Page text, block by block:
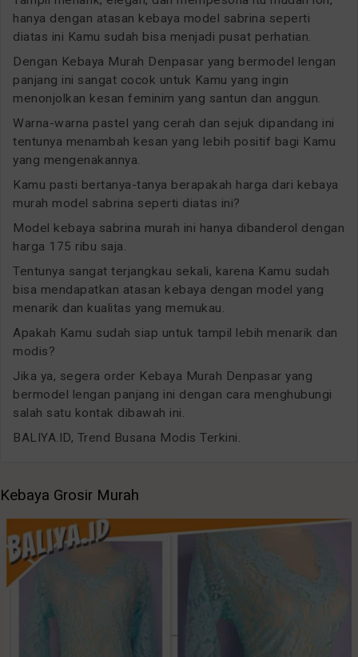
hanya dengan atasan kebaya model sabrina seperti
diatas ini Kamu sudah bisa menjadi pusat perhatian.
Dengan Kebaya Murah Denpasar yang bermodel lengan
panjang ini sangat cocok untuk Kamu yang ingin
menonjolkan kesan feminim yang santun dan anggun.
Warna-warna pastel yang cerah dan sejuk dipandang ini
tentunya menambah kesan yang lebih positif bagi Kamu
yang mengenakannya.
Kamu pasti bertanya-tanya berapakah harga dari kebaya
murah model sabrina seperti diatas ini?
Model kebaya sabrina murah ini hanya dibanderol dengan
harga 175 ribu saja.
Tentunya sangat terjangkau sekali, karena Kamu sudah
bisa mendapatkan atasan kebaya dengan model yang
menarik dan kualitas yang memukau.
Apakah Kamu sudah siap untuk tampil lebih menarik dan
modis?
Jika ya, segera order Kebaya Murah Denpasar yang
bermodel lengan panjang ini dengan cara menghubungi
salah satu kontak dibawah ini.
BALIYA.ID, Trend Busana Modis Terkini.
Kebaya Grosir Murah